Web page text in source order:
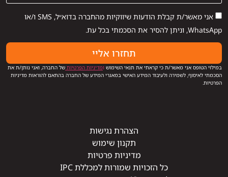
אני מאשר/ת קבלת הודעות שיווקיות מהחברה בדוא״ל, SMS ו/או
WhatsApp, וניתן להסיר את הסכמתי בכל עת.
תחזרו אליי
במילוי הטופס אני מאשר/ת כי קראתי את תנאי השימוש ומדיניות הפרטיות של החברה, ואני נותן/ת את
הסכמתי לאיסוף, לשמירה ולעיבוד המידע האישי במאגרי המידע של החברה בהתאם להוראות מדיניות
הפרטיות.
הצהרת נגישות
תקנון שימוש
מדיניות פרטיות
כל הזכויות שמורות למכללת IPC